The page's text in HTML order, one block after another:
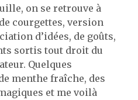
on se retrouve à
courgettes, version
d’idées, de goûts,
sortis tout droit du
Quelques
menthe fraîche, des
et me voilà